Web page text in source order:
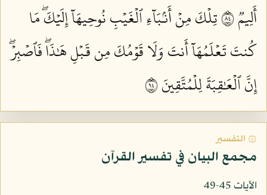
أَلِيمٞ ٤٨
تِلۡكَ مِنۡ أَنۢبَآءِ ٱلۡغَيۡبِ نُوحِيهَآ إِلَيۡكَۖ مَا
كُنتَ تَعۡلَمُهَآ أَنتَ وَلَا قَوۡمُكَ مِن قَبۡلِ هَٰذَاۖ فَٱصۡبِرۡۖ
إِنَّ ٱلۡعَٰقِبَةَ لِلۡمُتَّقِينَ ٤٩
۞ التفسير
مجمع البيان في تفسير القرآن
الآيات 45-49